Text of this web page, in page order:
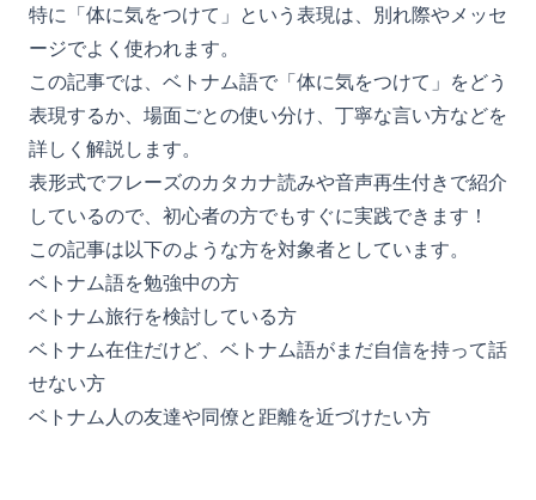
特に「体に気をつけて」という表現は、別れ際やメッセ
ージでよく使われます。
この記事では、ベトナム語で「体に気をつけて」をどう
表現するか、場面ごとの使い分け、丁寧な言い方などを
詳しく解説します。
表形式でフレーズのカタカナ読みや音声再生付きで紹介
しているので、初心者の方でもすぐに実践できます！
この記事は以下のような方を対象者としています。
ベトナム語を勉強中の方
ベトナム旅行を検討している方
ベトナム在住だけど、ベトナム語がまだ自信を持って話
せない方
ベトナム人の友達や同僚と距離を近づけたい方